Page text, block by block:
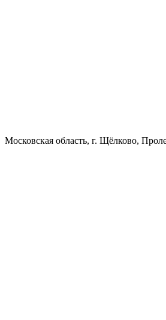
Московская область, г. Щёлково,